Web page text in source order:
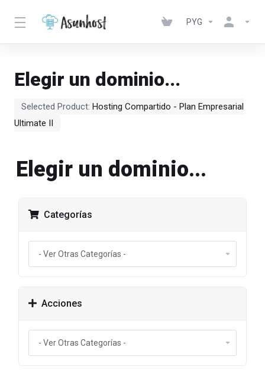
PYG
Elegir un dominio...
Selected Product: Hosting Compartido - Plan Empresarial
Ultimate II
Elegir un dominio...
Categorías
Acciones